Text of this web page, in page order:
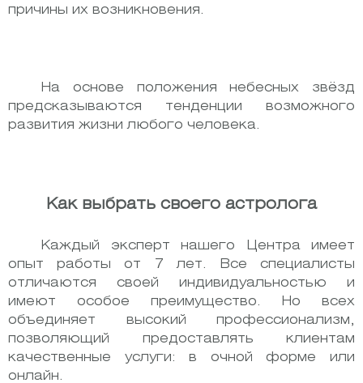
причины их возникновения.
На основе положения небесных звёзд
предсказываются тенденции возможного
развития жизни любого человека.
Как выбрать своего астролога
Каждый эксперт нашего Центра имеет
опыт работы от 7 лет. Все специалисты
отличаются своей индивидуальностью и
имеют особое преимущество. Но всех
объединяет высокий профессионализм,
позволяющий предоставлять клиентам
качественные услуги: в очной форме или
онлайн.